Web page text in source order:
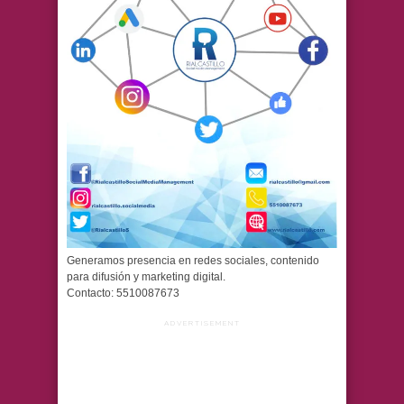
Generamos presencia en redes sociales, contenido
para difusión y marketing digital.
Contacto: 5510087673
ADVERTISEMENT